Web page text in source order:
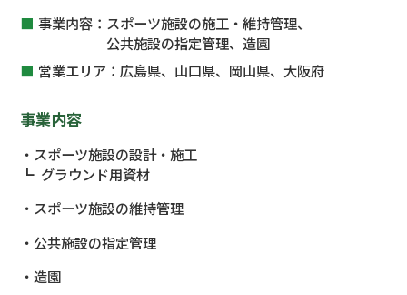
事業内容： スポーツ施設の施工・維持管理、
公共施設の指定管理、 造園
営業エリア： 広島県、山口県、岡山県、大阪府
事業内容
スポーツ施設の設計・施工
グラウンド用資材
スポーツ施設の維持管理
公共施設の指定管理
造園